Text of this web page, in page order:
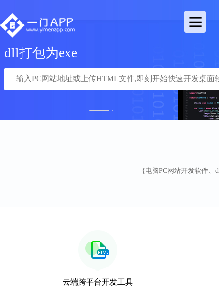
dll打包为exe
{电脑PC网站开发软件、
云端跨平台开发工具